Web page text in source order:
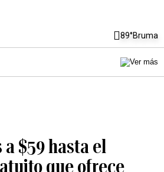
89°Bruma
$59 hasta el
que ofrece